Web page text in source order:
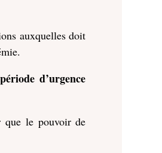
auxquelles doit
d’urgence
que le pouvoir de